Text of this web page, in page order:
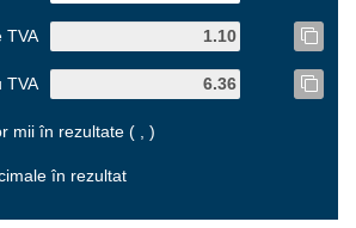
TVA
TVA
mii în rezultate ( , )
în rezultat